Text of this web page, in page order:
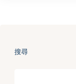
搜尋